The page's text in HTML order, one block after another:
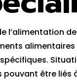
l’alimentation
alimentaires
pouvant être liés